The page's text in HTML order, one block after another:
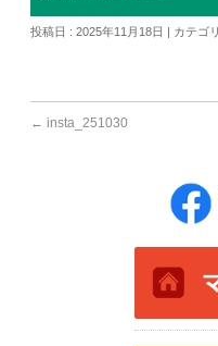
大会の特徴
ふるさと納税エントリー
コース&アクセス
コース&アクセス
投稿日 : 2025年11月18日 | カテゴ
← insta_251030